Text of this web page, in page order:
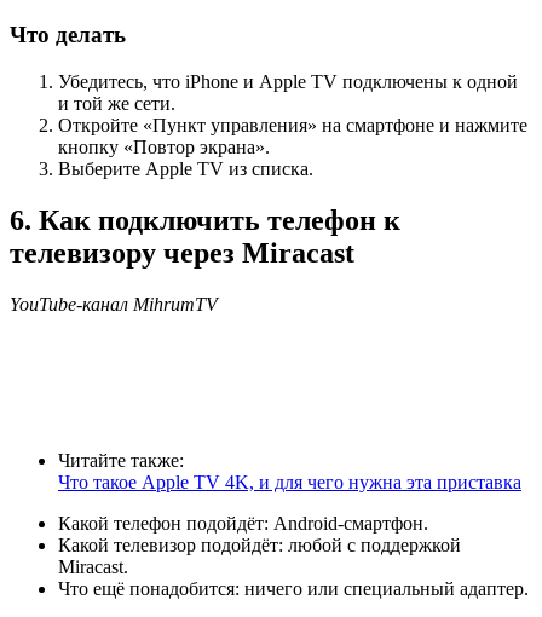
Что делать
Убедитесь, что iPhone и Apple TV подключены к одной
и той же сети.
Откройте «Пункт управления» на смартфоне и нажмите
кнопку «Повтор экрана».
Выберите Apple TV из списка.
6. Как подключить телефон к
телевизору через Miracast
YouTube-канал MihrumTV
Читайте также:
Что такое Apple TV 4K, и для чего нужна эта приставка
Какой телефон подойдёт: Android-смартфон.
Какой телевизор подойдёт: любой с поддержкой
Miracast.
Что ещё понадобится: ничего или специальный адаптер.